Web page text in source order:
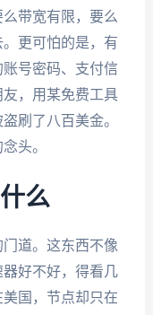
带宽有限，要么
更可怕的是，有
号密码、支付信
，用某免费工具
刷了八百美金。
头。
么
道。这东西不像
好不好，得看几
国，节点却只在